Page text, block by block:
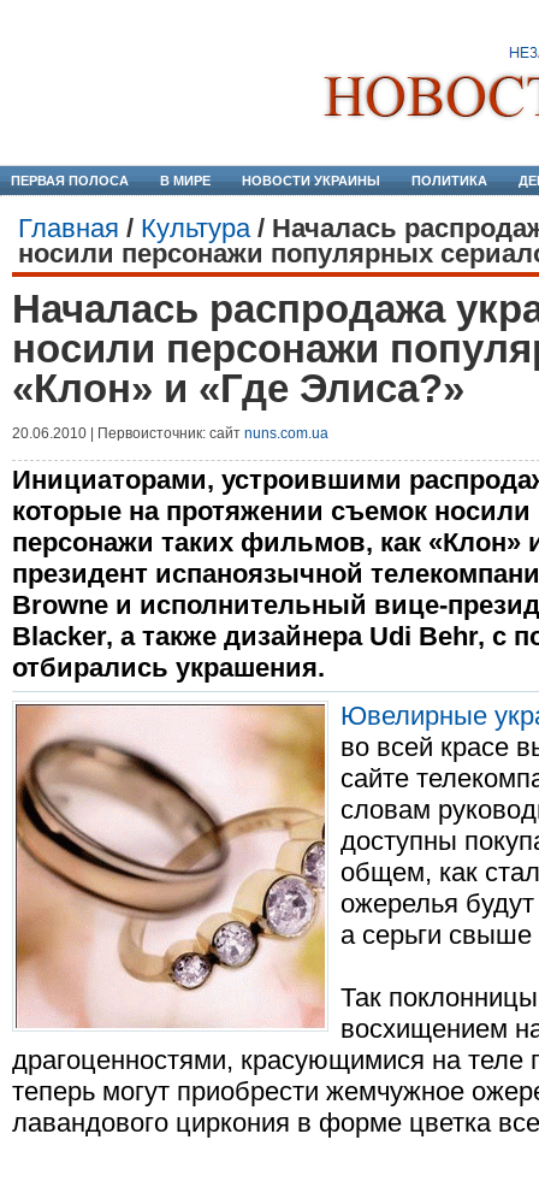
ПЕРВАЯ ПОЛОСА В МИРЕ НОВОСТИ УКРАИНЫ ПОЛИТИКА
Главная / Культура/ Началась
носили персонажи популярных
Началась распродажа
носили персонажи
«Клон» и «Где Элиса?»
20.06.2010 | Первоисточник: сайт nuns.com.ua
Инициаторами, устроившими
которые на протяжении съемок
персонажи таких фильмов, как «Клон»
президент испаноязычной
Browne и исполнительный вице-
Blacker, а также дизайнера Udi Behr, с
отбирались украшения.
Ювелирные
во всей красе
сайте
словам
доступны
общем, как
ожерелья
а серьги
Так
восхищением
драгоценностями, красующимися на теле
теперь могут приобрести жемчужное
лавандового циркония в форме цветка